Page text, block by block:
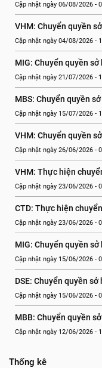
Cập nhật ngày 06/08/2026 -
VHM: Chuyển quyền
Cập nhật ngày 04/08/2026 -
MIG: Chuyển quyền
Cập nhật ngày 21/07/2026 -
MBS: Chuyển quyền
Cập nhật ngày 15/07/2026 -
VHM: Chuyển quyền
Cập nhật ngày 26/06/2026 -
VHM: Thực hiện
Cập nhật ngày 23/06/2026 -
CTD: Thực hiện
Cập nhật ngày 23/06/2026 -
MIG: Chuyển quyền
Cập nhật ngày 15/06/2026 -
DSE: Chuyển quyền
Cập nhật ngày 15/06/2026 -
MBB: Chuyển quyền
Cập nhật ngày 12/06/2026 -
Thống kê